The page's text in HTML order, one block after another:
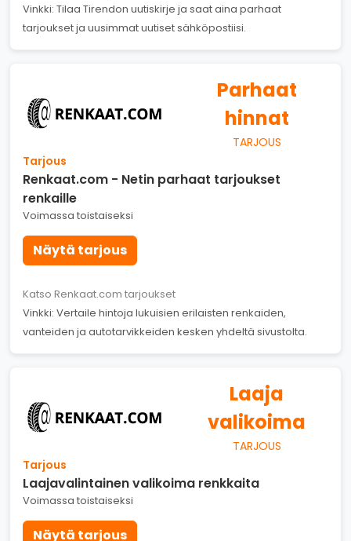
Vinkki: Tilaa Tirendon uutiskirje ja saat aina parhaat
tarjoukset ja uusimmat uutiset sähköpostiisi.
Parhaat
hinnat
TARJOUS
Tarjous
Renkaat.com - Netin parhaat tarjoukset
renkaille
Voimassa toistaiseksi
Näytä tarjous
Katso Renkaat.com tarjoukset
Vinkki: Vertaile hintoja lukuisien erilaisten renkaiden,
vanteiden ja autotarvikkeiden kesken yhdeltä sivustolta.
Laaja
valikoima
TARJOUS
Tarjous
Laajavalintainen valikoima renkkaita
Voimassa toistaiseksi
Näytä tarjous